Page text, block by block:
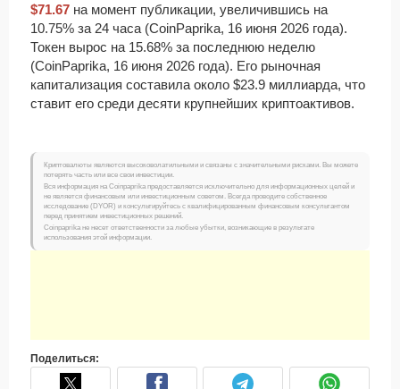
$71.67 на момент публикации, увеличившись на
10.75% за 24 часа (CoinPaprika, 16 июня 2026 года).
Токен вырос на 15.68% за последнюю неделю
(CoinPaprika, 16 июня 2026 года). Его рыночная
капитализация составила около $23.9 миллиарда, что
ставит его среди десяти крупнейших криптоактивов.
Криптовалюты являются высоковолатильными и связаны с значительными рисками. Вы можете
потерять часть или все свои инвестиции.
Вся информация на Coinpaprika предоставляется исключительно для информационных целей и
не является финансовым или инвестиционным советом. Всегда проводите собственное
исследование (DYOR) и консультируйтесь с квалифицированным финансовым консультантом
перед принятием инвестиционных решений.
Coinpaprika не несет ответственности за любые убытки, возникающие в результате
использования этой информации.
Поделиться: